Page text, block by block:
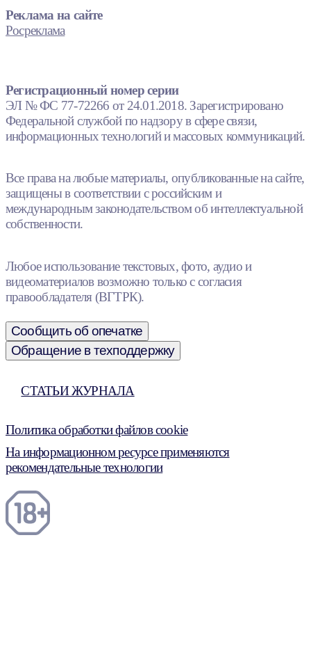
Реклама на сайте
Росреклама
Регистрационный номер серии
ЭЛ № ФС 77-72266 от 24.01.2018. Зарегистрировано
Федеральной службой по надзору в сфере связи,
информационных технологий и массовых коммуникаций.
Все права на любые материалы, опубликованные на сайте,
защищены в соответствии с российским и
международным законодательством об интеллектуальной
собственности.
Любое использование текстовых, фото, аудио и
видеоматериалов возможно только с согласия
правообладателя (ВГТРК).
Сообщить об опечатке
Обращение в техподдержку
СТАТЬИ ЖУРНАЛА
Политика обработки файлов cookie
На информационном ресурсе применяются
рекомендательные технологии